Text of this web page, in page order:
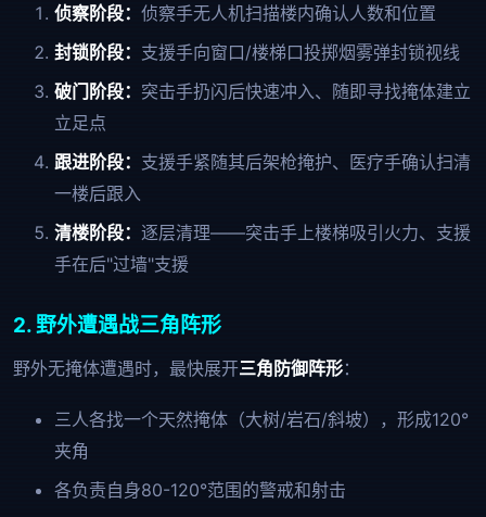
侦察阶段： 侦察手无人机扫描楼内确认人数和位置
封锁阶段： 支援手向窗口/楼梯口投掷烟雾弹封锁视线
破门阶段： 突击手扔闪后快速冲入、随即寻找掩体建立
立足点
跟进阶段： 支援手紧随其后架枪掩护、医疗手确认扫清
一楼后跟入
清楼阶段： 逐层清理——突击手上楼梯吸引火力、支援
手在后"过墙"支援
2. 野外遭遇战三角阵形
野外无掩体遭遇时，最快展开三角防御阵形：
三人各找一个天然掩体（大树/岩石/斜坡），形成120°
夹角
各负责自身80-120°范围的警戒和射击